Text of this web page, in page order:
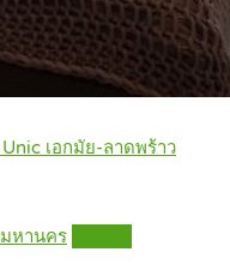
เอกมัย-ลาดพร้าว
มหานคร